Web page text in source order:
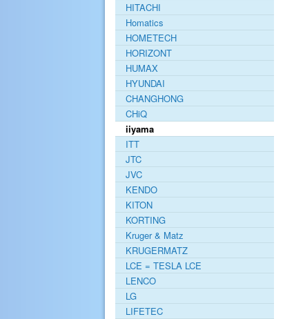
HITACHI
Homatics
HOMETECH
HORIZONT
HUMAX
HYUNDAI
CHANGHONG
CHiQ
iiyama
ITT
JTC
JVC
KENDO
KITON
KORTING
Kruger & Matz
KRUGERMATZ
LCE = TESLA LCE
LENCO
LG
LIFETEC